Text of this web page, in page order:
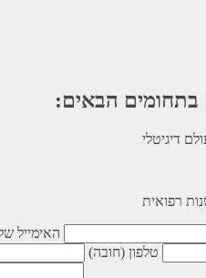
הבאים:
דיגיטלי
רפואית
האימייל
טלפון (חובה)